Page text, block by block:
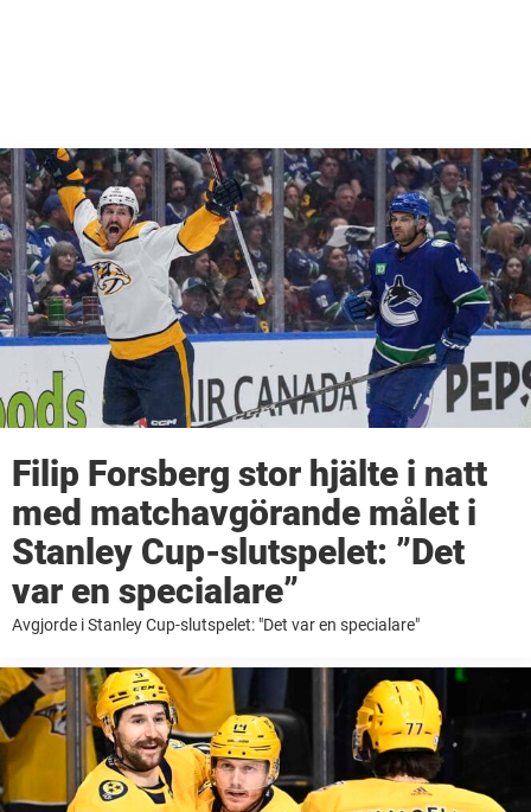
Filip Forsberg stor hjälte i natt
med matchavgörande målet i
Stanley Cup-slutspelet: ”Det
var en specialare”
Avgjorde i Stanley Cup-slutspelet: "Det var en specialare"